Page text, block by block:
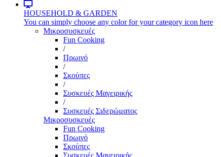
HOUSEHOLD & GARDEN
You can simply choose any color for your category icon here
Μικροσυσκευές
Fun Cooking
/
Πρωινό
/
Σκούπες
/
Συσκευές Μαγειρικής
/
Συσκευές Σιδερώματος
Μικροσυσκευές
Fun Cooking
Πρωινό
Σκούπες
Συσκευές Μαγειρικής